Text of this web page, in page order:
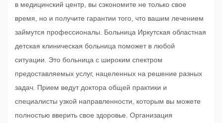
в медицинский центр, вы сэкономите не только свое
время, но и получите гарантии того, что вашим лечением
займутся профессионалы. Больница Иркутская областная
детская клиническая больница поможет в любой
ситуации. Это больница с широким спектром
предоставляемых услуг, нацеленных на решение разных
задач. Прием ведут доктора общей практики и
специалисты узкой направленности, которым вы можете
полностью вверить свое здоровье. Организация